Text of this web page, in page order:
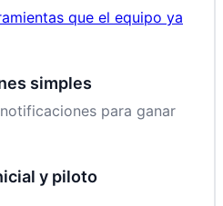
que el equipo ya
simples
para ganar
y piloto